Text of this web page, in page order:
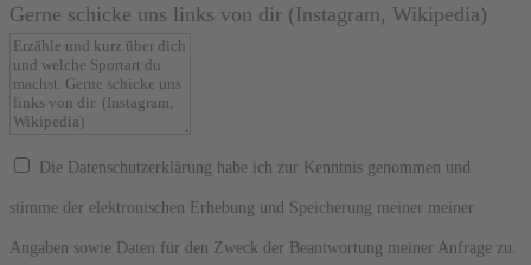
Gerne schicke uns links von dir (Instagram, Wikipedia)
Die Datenschutzerklärung habe ich zur Kenntnis genommen und
stimme der elektronischen Erhebung und Speicherung meiner meiner
Angaben sowie Daten für den Zweck der Beantwortung meiner Anfrage zu.